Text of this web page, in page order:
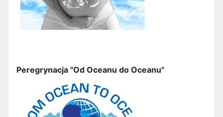
Peregrynacja "Od Oceanu do Oceanu"